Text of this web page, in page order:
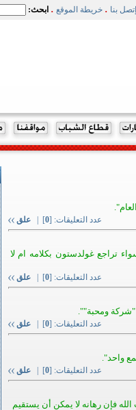
إتصل بنا . خريطة الموقع . ابحث:
عدد التعليقات: [0
] | علق
تراجع غولدستون بكلامه ام لا
عدد التعليقات: [0
] | علق
ومحبة"".
عدد التعليقات: [0
] | علق
واحد".
عدد التعليقات: [0
] | علق
الله فإن رهانه لا يمكن أن يستقيم